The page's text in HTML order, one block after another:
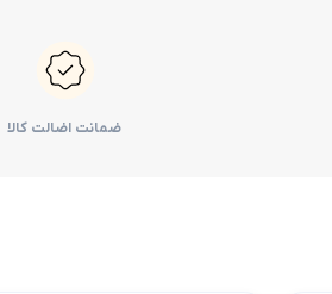
لوازم گیربکس و جلوبندی پریوس
لوازم گیربکس و جلوبندی فورچونرضمانت اضالت کالا